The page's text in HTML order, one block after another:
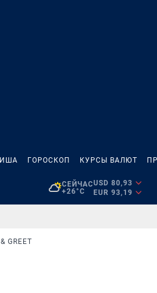
ГОРОСКОП КУРСЫ ВАЛЮТ
СЕЙЧАС
+26°C
USD 80,93
EUR 93,19
GREET